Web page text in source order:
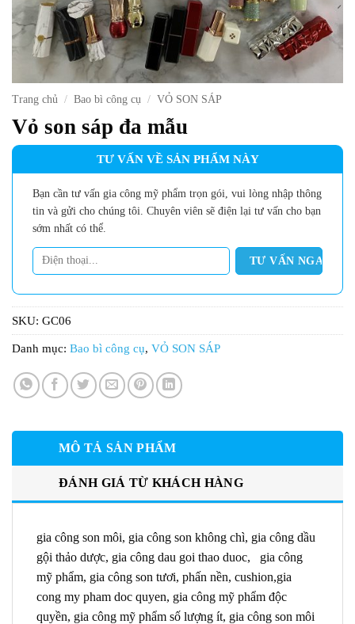
Trang chủ / Bao bì công cụ / VỎ SON SÁP
Vỏ son sáp đa mẫu
TƯ VẤN VỀ SẢN PHẨM NÀY
Bạn cần tư vấn gia công mỹ phẩm trọn gói, vui lòng nhập thông
tin và gửi cho chúng tôi. Chuyên viên sẽ điện lại tư vấn cho bạn
sớm nhất có thể.
SKU: GC06
Danh mục: Bao bì công cụ, VỎ SON SÁP
MÔ TẢ SẢN PHẨM
ĐÁNH GIÁ TỪ KHÁCH HÀNG
gia công son môi, gia công son không chì, gia công dầu
gội thảo dược, gia công dau goi thao duoc, gia công
mỹ phẩm, gia công son tươi, phấn nền, cushion,gia
cong my pham doc quyen, gia công mỹ phẩm độc
quyền, gia công mỹ phẩm số lượng ít, gia công son môi